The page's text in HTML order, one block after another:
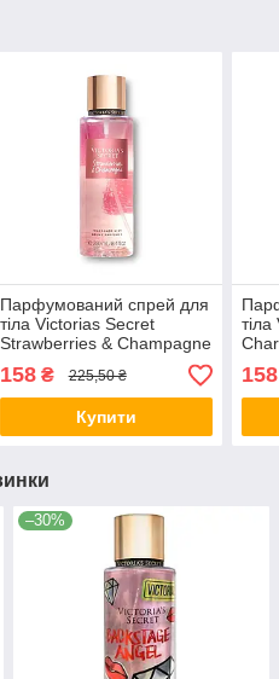
Парфумований спрей для
тіла Victorias Secret
Strawberries & Champagne
250 мл
158₴ 225,50 ₴
Купити
158
–30%